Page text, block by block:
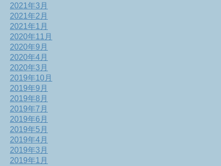
2021年3月
2021年2月
2021年1月
2020年11月
2020年9月
2020年4月
2020年3月
2019年10月
2019年9月
2019年8月
2019年7月
2019年6月
2019年5月
2019年4月
2019年3月
2019年1月